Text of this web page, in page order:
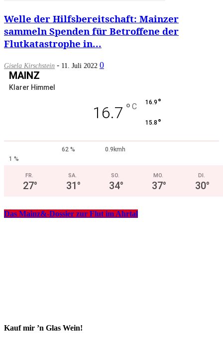
Welle der Hilfsbereitschaft: Mainzer
sammeln Spenden für Betroffene der
Flutkatastrophe in...
Gisela Kirschstein - 11. Juli 2022 0
MAINZ
Klarer Himmel
16.7 ° C 16.9 °
15.8 °
62 %
0.9kmh
1 %
FR.
27°
SA.
31°
SO.
34°
MO.
37°
DI.
30°
Das Mainz&-Dossier zur Flut im Ahrtal
Kauf mir ’n Glas Wein!